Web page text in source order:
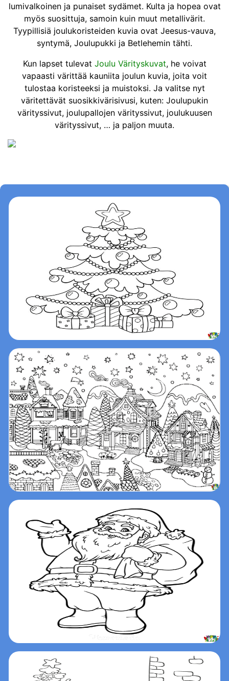
lumivalkoinen ja punaiset sydämet. Kulta ja hopea ovat
myös suosittuja, samoin kuin muut metallivärit.
Tyypillisiä joulukoristeiden kuvia ovat Jeesus-vauva,
syntymä, Joulupukki ja Betlehemin tähti.
Kun lapset tulevat Joulu Värityskuvat, he voivat
vapaasti värittää kauniita joulun kuvia, joita voit
tulostaa koristeeksi ja muistoksi. Ja valitse nyt
väritettävät suosikkivärisivusi, kuten: Joulupukin
värityssivut, joulupallojen värityssivut, joulukuusen
värityssivut, … ja paljon muuta.